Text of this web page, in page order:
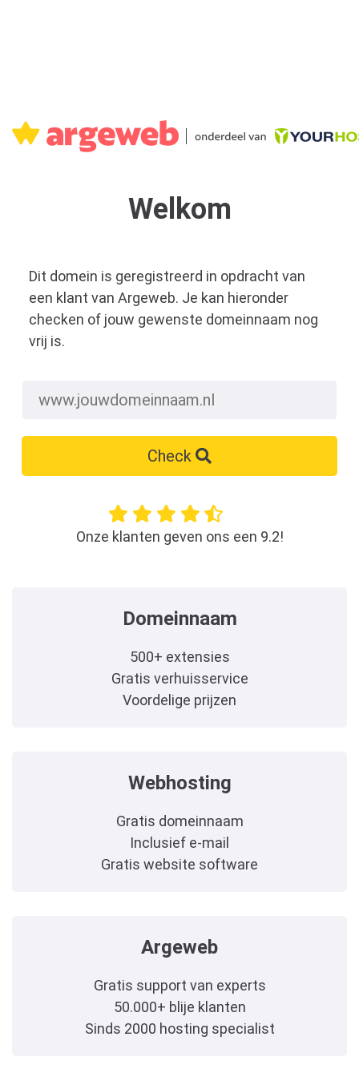
Welkom
Dit domein is geregistreerd in opdracht van
een klant van Argeweb. Je kan hieronder
checken of jouw gewenste domeinnaam nog
vrij is.
Check
Onze klanten geven ons een 9.2!
Domeinnaam
500+ extensies
Gratis verhuisservice
Voordelige prijzen
Webhosting
Gratis domeinnaam
Inclusief e-mail
Gratis website software
Argeweb
Gratis support van experts
50.000+ blije klanten
Sinds 2000 hosting specialist